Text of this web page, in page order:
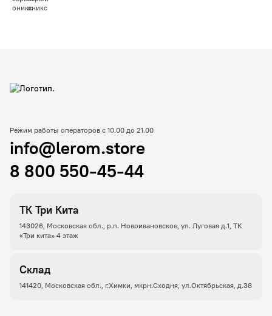
ТК Три Кита
143026, Московская обл., р.п. Новоивановское, ул. Луговая д.1, ТК
«Три кита» 4 этаж
Склад
141420, Московская обл., г.Химки, мкрн.Сходня, ул.Октябрьская, д.38
Режим работы операторов с 10.00 до 21.00
info@lerom.store
8 800 550-45-44